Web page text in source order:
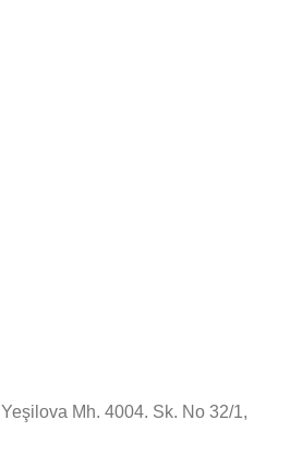
Yeşilova Mh. 4004. Sk. No 32/1,